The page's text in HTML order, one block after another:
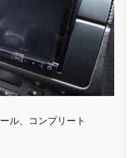
ル、コンプリート